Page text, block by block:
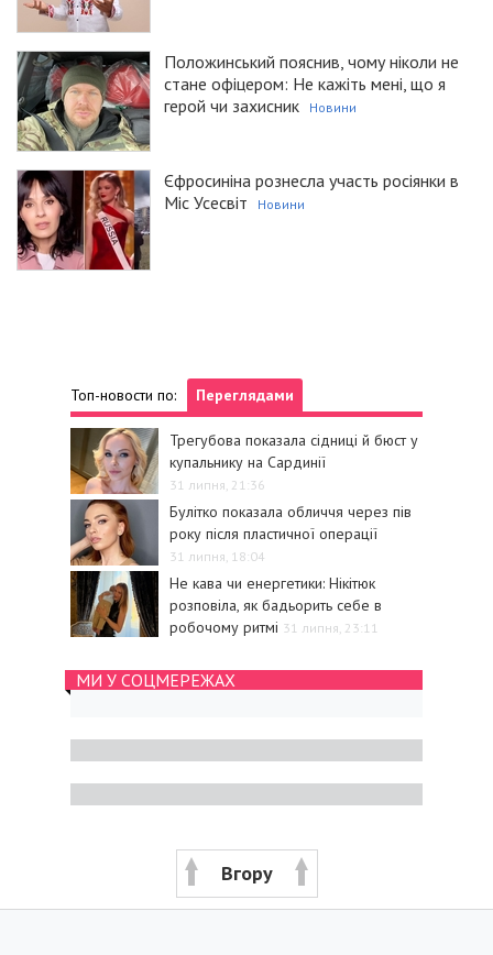
Положинський пояснив, чому ніколи не
стане офіцером: Не кажіть мені, що я
герой чи захисник
Новини
Єфросиніна рознесла участь росіянки в
Міс Усесвіт
Новини
Топ-новости по: Переглядами
Трегубова показала сідниці й бюст у
купальнику на Сардинії
31 липня, 21:36
Булітко показала обличчя через пів
року після пластичної операції
31 липня, 18:04
Не кава чи енергетики: Нікітюк
розповіла, як бадьорить себе в
робочому ритмі 31 липня, 23:11
МИ У СОЦМЕРЕЖАХ
Вгору